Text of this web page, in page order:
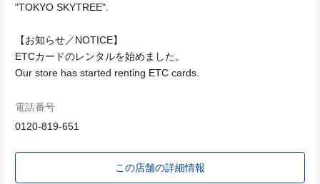
"TOKYO SKYTREE".
【お知らせ／NOTICE】
ETCカードのレンタルを始めました。
Our store has started renting ETC cards.
電話番号
0120-819-651
この店舗の詳細情報